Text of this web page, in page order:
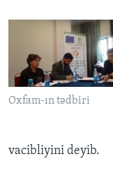
Oxfam-ın tədbiri
vacibliyini deyib.